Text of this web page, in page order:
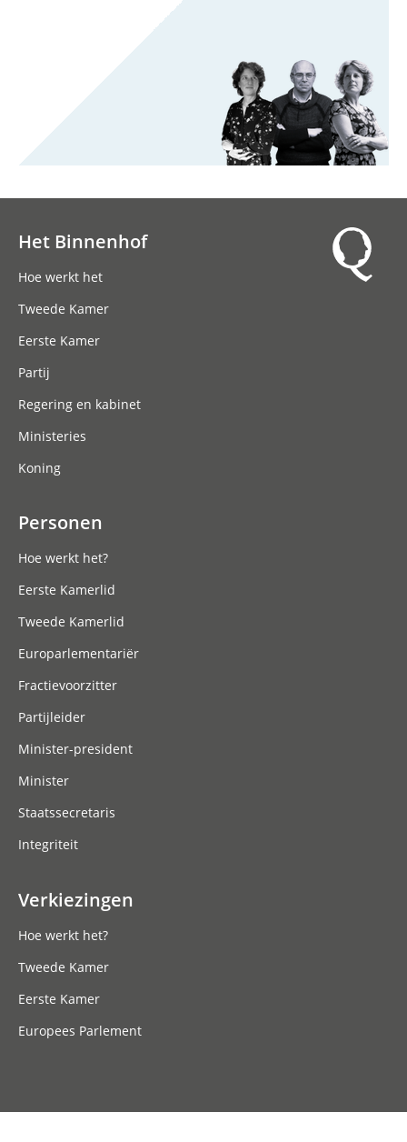
Het Binnenhof
Hoe werkt het
Tweede Kamer
Eerste Kamer
Partij
Regering en kabinet
Ministeries
Koning
Personen
Hoe werkt het?
Eerste Kamerlid
Tweede Kamerlid
Europarlementariër
Fractievoorzitter
Partijleider
Minister-president
Minister
Staatssecretaris
Integriteit
Verkiezingen
Hoe werkt het?
Tweede Kamer
Eerste Kamer
Europees Parlement